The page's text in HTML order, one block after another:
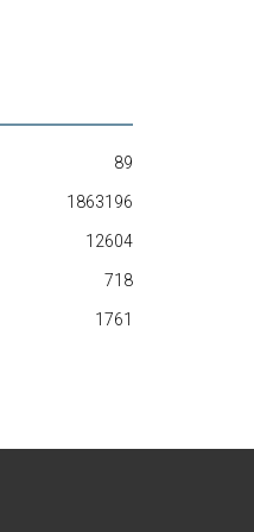
89
1863196
12604
718
1761